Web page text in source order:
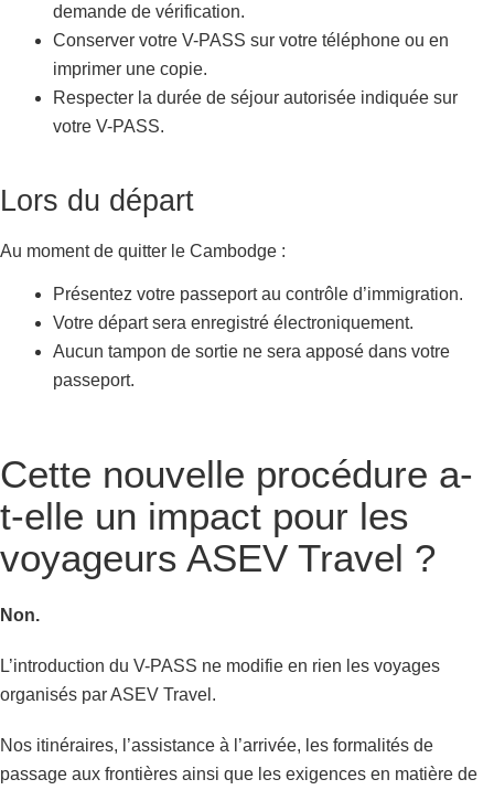
demande de vérification.
Conserver votre V-PASS sur votre téléphone ou en
imprimer une copie.
Respecter la durée de séjour autorisée indiquée sur
votre V-PASS.
Lors du départ
Au moment de quitter le Cambodge :
Présentez votre passeport au contrôle d’immigration.
Votre départ sera enregistré électroniquement.
Aucun tampon de sortie ne sera apposé dans votre
passeport.
Cette nouvelle procédure a-
t-elle un impact pour les
voyageurs ASEV Travel ?
Non.
L’introduction du V-PASS ne modifie en rien les voyages
organisés par ASEV Travel.
Nos itinéraires, l’assistance à l’arrivée, les formalités de
passage aux frontières ainsi que les exigences en matière de